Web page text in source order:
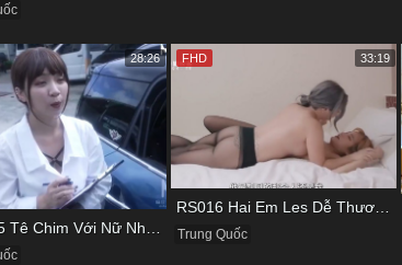
28:26
Trung Quốc
FHD 33:19